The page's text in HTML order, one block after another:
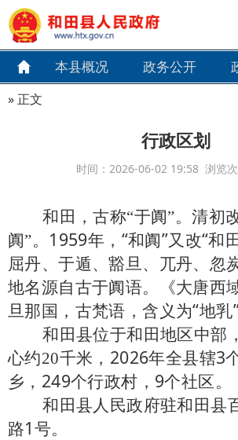
本县概况 政务公开
» 正文
行政区划
时间：2026-06-02 19:58 浏览次
和田，古称“于阗”。清初
阗”。 1959年，“和阗”又改“和
屈丹、于遁、豁旦、兀丹、忽
地名源自古于阗语。《大唐西
旦那国，古梵语，含义为“地乳”
和田县位于和田地区中部
心约20千米， 2026年全县辖3
乡， 249个行政村， 9个社区。
和田县人民政府驻和田县
路1号。